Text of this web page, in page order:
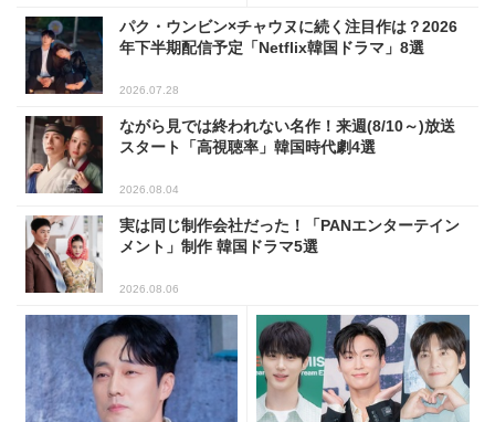
パク・ウンビン×チャウヌに続く注目作は？2026
年下半期配信予定「Netflix韓国ドラマ」8選
2026.07.28
ながら見では終われない名作！来週(8/10～)放送
スタート「高視聴率」韓国時代劇4選
2026.08.04
実は同じ制作会社だった！「PANエンターテイン
メント」制作 韓国ドラマ5選
2026.08.06